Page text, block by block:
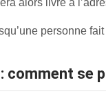
alors livré à
personne
: comment